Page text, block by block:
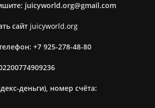
juicyworld.org@gmail.com
сайт juicyworld.org
+7 925-278-48-80
деньги), номер счёта: